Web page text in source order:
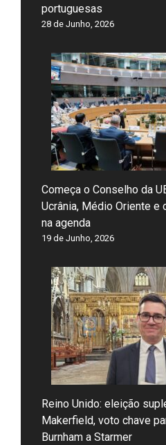
portuguesas
28 de Junho, 2026
Começa o Conselho da
Ucrânia, Médio Oriente e
na agenda
19 de Junho, 2026
Reino Unido: eleição
Makerfield, voto chave
Burnham a Starmer